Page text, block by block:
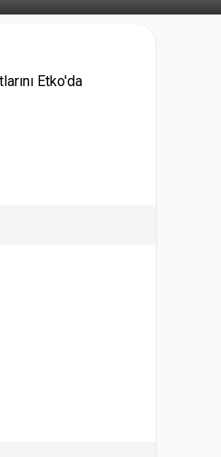
Etko'da